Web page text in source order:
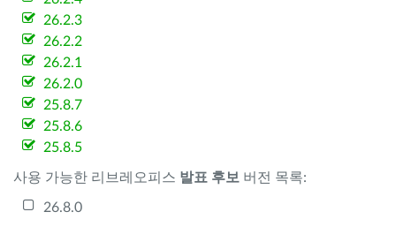
26.2.3
26.2.2
26.2.1
26.2.0
25.8.7
25.8.6
25.8.5
사용 가능한 리브레오피스 발표 후보 버전 목록:
26.8.0